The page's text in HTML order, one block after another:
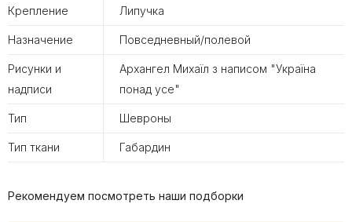
Крепление Липучка
Назначение Повседневный/полевой
Рисунки и
надписи
Архангел Михаїл з написом "Україна
понад усе"
Тип Шевроны
Тип ткани Габардин
Рекомендуем посмотреть наши подборки